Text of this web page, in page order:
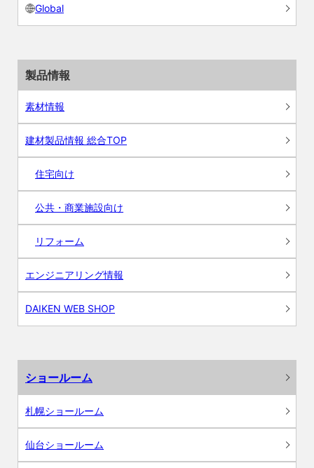
Global
製品情報
素材情報
建材製品情報 総合TOP
住宅向け
公共・商業施設向け
リフォーム
エンジニアリング情報
DAIKEN WEB SHOP
ショールーム
札幌ショールーム
仙台ショールーム